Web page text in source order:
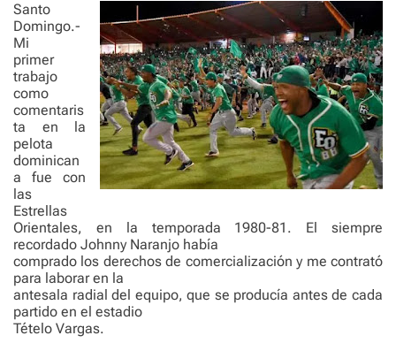
Santo
Domingo.-
Mi
primer
trabajo
como
comentaris
ta en la
pelota
dominican
a fue con
las
Estrellas
Orientales, en la temporada 1980-81. El siempre
recordado Johnny Naranjo había
comprado los derechos de comercialización y me contrató
para laborar en la
antesala radial del equipo, que se producía antes de cada
partido en el estadio
Tételo Vargas.